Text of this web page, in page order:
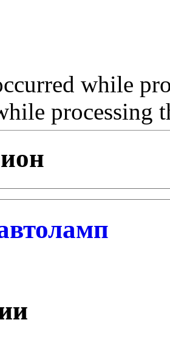
while
processing